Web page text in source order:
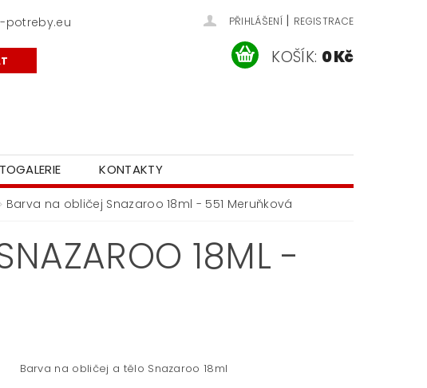
potreby.eu PŘIHLÁŠENÍ | REGISTRACE
KOŠÍK: 0 Kč
KONTAKTY
Barva na obličej Snazaroo 18ml - 551 Meruňková
18ML -
Barva na obličej a tělo Snazaroo 18ml